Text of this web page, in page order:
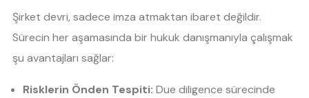
Şirket devri, sadece imza atmaktan ibaret değildir.
Sürecin her aşamasında bir hukuk danışmanıyla çalışmak
şu avantajları sağlar:
Risklerin Önden Tespiti: Due diligence sürecinde